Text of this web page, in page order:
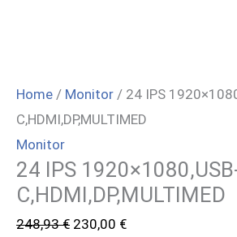
Home / Monitor / 24 IPS
C,HDMI,DP,MULTIMED
Monitor
24 IPS
C,HDMI,DP,MULTIMED
248,93€ Il
230,00 €Il